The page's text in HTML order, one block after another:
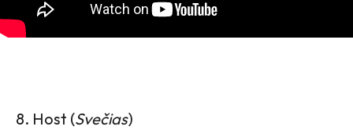
8. Host (Svečias)